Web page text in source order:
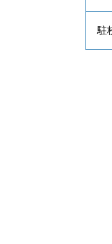
駐